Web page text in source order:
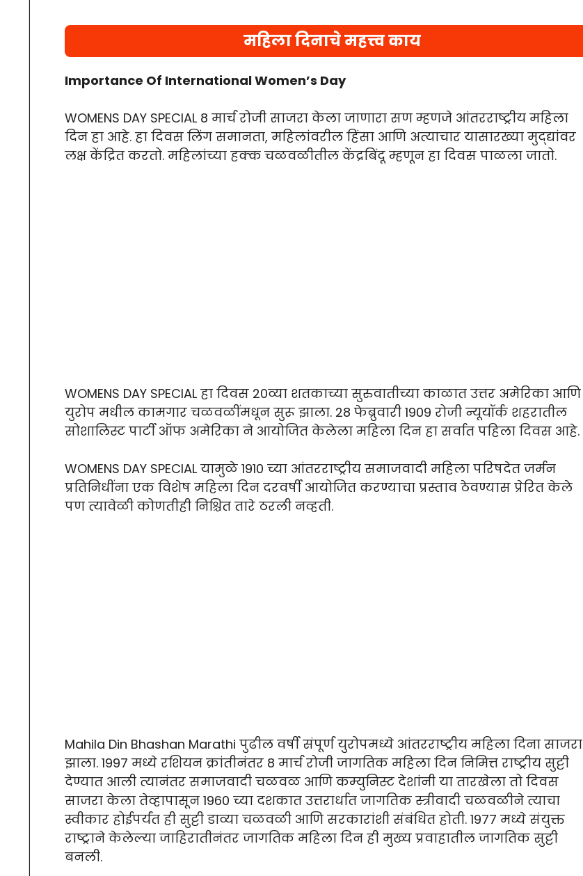
महिला दिनाचे महत्त्व काय
Importance Of International Women’s Day
WOMENS DAY SPECIAL 8 मार्च रोजी साजरा केला जाणारा सण म्हणजे आंतरराष्ट्रीय महिला
दिन हा आहे. हा दिवस लिंग समानता, महिलांवरील हिंसा आणि अत्याचार यासारख्या मुद्द्यांवर
लक्ष केंद्रित करतो. महिलांच्या हक्क चळवळीतील केंद्रबिंदू म्हणून हा दिवस पाळला जातो.
WOMENS DAY SPECIAL हा दिवस 20व्या शतकाच्या सुरुवातीच्या काळात उत्तर अमेरिका आणि
युरोप मधील कामगार चळवळींमधून सुरू झाला. 28 फेब्रुवारी 1909 रोजी न्यूयॉर्क शहरातील
सोशालिस्ट पार्टी ऑफ अमेरिका ने आयोजित केलेला महिला दिन हा सर्वात पहिला दिवस आहे.
WOMENS DAY SPECIAL यामुळे 1910 च्या आंतरराष्ट्रीय समाजवादी महिला परिषदेत जर्मन
प्रतिनिधींना एक विशेष महिला दिन दरवर्षी आयोजित करण्याचा प्रस्ताव ठेवण्यास प्रेरित केले
पण त्यावेळी कोणतीही निश्चित तारे ठरली नव्हती.
Mahila Din Bhashan Marathi पुढील वर्षी संपूर्ण युरोपमध्ये आंतरराष्ट्रीय महिला दिना साजरा
झाला. 1997 मध्ये रशियन क्रांतीनंतर 8 मार्च रोजी जागतिक महिला दिन निमित्त राष्ट्रीय सुट्टी
देण्यात आली त्यानंतर समाजवादी चळवळ आणि कम्युनिस्ट देशांनी या तारखेला तो दिवस
साजरा केला तेव्हापासून 1960 च्या दशकात उत्तरार्धात जागतिक स्त्रीवादी चळवळीने त्याचा
स्वीकार होईपर्यंत ही सुट्टी डाव्या चळवळी आणि सरकारांशी संबंधित होती. 1977 मध्ये संयुक्त
राष्ट्राने केलेल्या जाहिरातीनंतर जागतिक महिला दिन ही मुख्य प्रवाहातील जागतिक सुट्टी
बनली.